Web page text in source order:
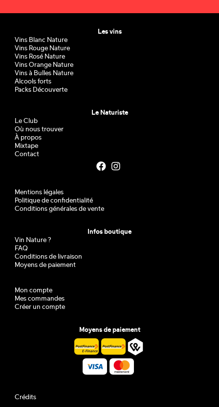
Les vins
Vins Blanc Nature
Vins Rouge Nature
Vins Rosé Nature
Vins Orange Nature
Vins à Bulles Nature
Alcools forts
Packs Découverte
Le Naturiste
Le Club
Où nous trouver
À propos
Mixtape
Contact
Mentions légales
Politique de confidentialité
Conditions générales de vente
Infos boutique
Vin Nature ?
FAQ
Conditions de livraison
Moyens de paiement
Mon compte
Mes commandes
Créer un compte
Moyens de paiement
Crédits